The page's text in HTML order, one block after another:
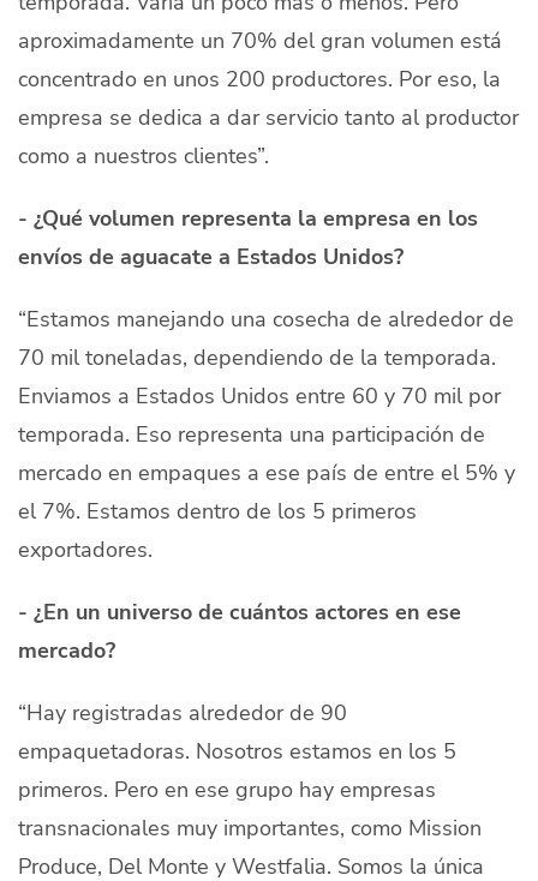
aproximadamente un 70% del gran volumen está
concentrado en unos 200 productores. Por eso, la
empresa se dedica a dar servicio tanto al productor
como a nuestros clientes”.
- ¿Qué volumen representa la empresa en los
envíos de aguacate a Estados Unidos?
“Estamos manejando una cosecha de alrededor de
70 mil toneladas, dependiendo de la temporada.
Enviamos a Estados Unidos entre 60 y 70 mil por
temporada. Eso representa una participación de
mercado en empaques a ese país de entre el 5% y
el 7%. Estamos dentro de los 5 primeros
exportadores.
- ¿En un universo de cuántos actores en ese
mercado?
“Hay registradas alrededor de 90
empaquetadoras. Nosotros estamos en los 5
primeros. Pero en ese grupo hay empresas
transnacionales muy importantes, como Mission
Produce, Del Monte y Westfalia. Somos la única